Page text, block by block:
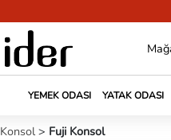
YEMEK ODASI YATAK ODASI
Konsol > Fuji Konsol